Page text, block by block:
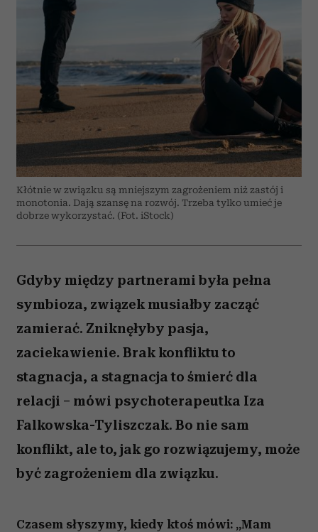
Kłótnie w związku są mniejszym zagrożeniem niż zastój i
monotonia. Dają szansę na rozwój. Trzeba tylko umieć je
dobrze wykorzystać. (Fot. iStock)
Gdyby między partnerami była pełna
symbioza, związek musiałby zacząć
zamierać. Zniknęłyby pasja,
zaciekawienie. Brak konfliktu to
stagnacja, a stagnacja to śmierć dla
relacji – mówi psychoterapeutka Iza
Falkowska-Tyliszczak. Bo nie sam
konflikt, ale to, jak go rozwiązujemy, może
być zagrożeniem dla związku.
Czasem słyszymy, kiedy ktoś mówi: „Mam